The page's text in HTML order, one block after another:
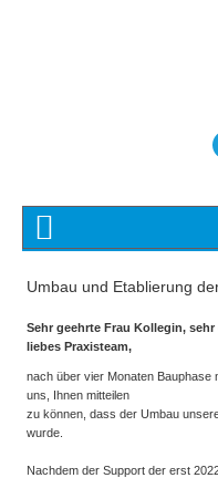
Umbau und Etablierung
Sehr geehrte Frau Kollegin,
liebes Praxisteam,
nach über vier Monaten Bauphase
uns, Ihnen mitteilen
zu können, dass der Umbau
wurde.
Nachdem der Support der erst